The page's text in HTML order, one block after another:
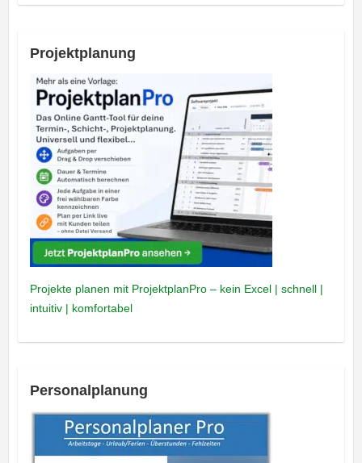
Projektplanung
Projekte planen mit ProjektplanPro – kein Excel | schnell |
intuitiv | komfortabel
Personalplanung